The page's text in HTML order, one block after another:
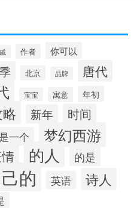
作者 你可以
北京 品牌 唐代
宝宝 寓意 年初
新年 时间
是一个 梦幻西游
的人 的是
的 英语 诗人